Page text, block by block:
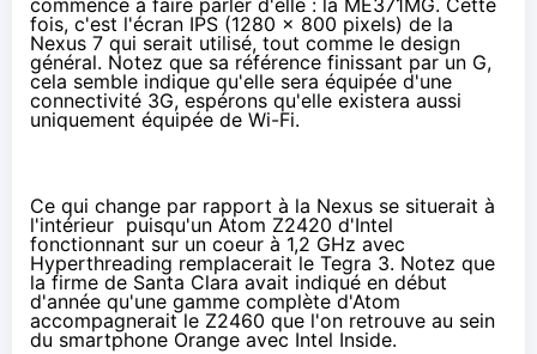
commence à faire parler d'elle : la ME371MG. Cette
fois, c'est l'écran IPS (1280 x 800 pixels) de la
Nexus 7 qui serait utilisé, tout comme le design
général. Notez que sa référence finissant par un G,
cela semble indique qu'elle sera équipée d'une
connectivité 3G, espérons qu'elle existera aussi
uniquement équipée de Wi-Fi.
Ce qui change par rapport à la Nexus se situerait à
l'intérieur puisqu'un Atom Z2420 d'Intel
fonctionnant sur un coeur à 1,2 GHz avec
Hyperthreading remplacerait le Tegra 3. Notez que
la firme de Santa Clara avait indiqué en début
d'année qu'une gamme complète d'Atom
accompagnerait le Z2460 que l'on retrouve au sein
du smartphone Orange avec Intel Inside.